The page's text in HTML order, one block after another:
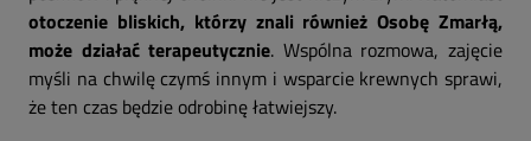
otoczenie bliskich, którzy znali również Osobę Zmarłą,
może działać terapeutycznie. Wspólna rozmowa, zajęcie
myśli na chwilę czymś innym i wsparcie krewnych sprawi,
że ten czas będzie odrobinę łatwiejszy.